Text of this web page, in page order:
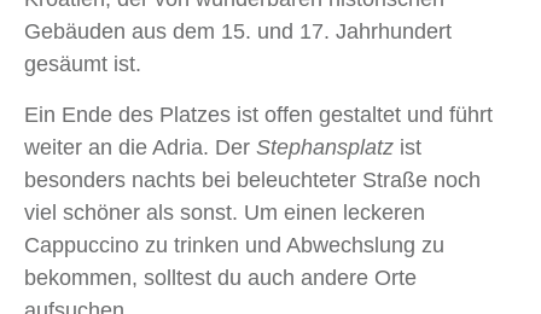
Gebäuden aus dem 15. und 17. Jahrhundert
gesäumt ist.
Ein Ende des Platzes ist offen gestaltet und führt
weiter an die Adria. Der Stephansplatz ist
besonders nachts bei beleuchteter Straße noch
viel schöner als sonst. Um einen leckeren
Cappuccino zu trinken und Abwechslung zu
bekommen, solltest du auch andere Orte